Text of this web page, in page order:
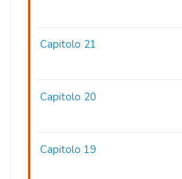
Capitolo 21
Capitolo 20
Capitolo 19